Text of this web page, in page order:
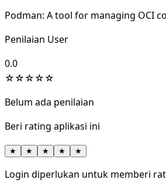
Podman: A tool for managing OCI
Penilaian User
0.0
☆☆☆☆☆
Belum ada penilaian
Beri rating aplikasi ini
★ ★ ★ ★ ★
Login diperlukan untuk memberi